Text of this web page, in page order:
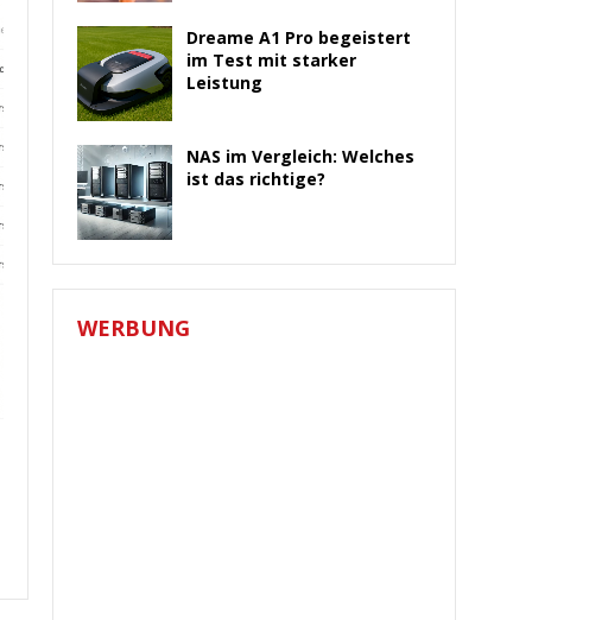
Dreame A1 Pro begeistert
im Test mit starker
Leistung
NAS im Vergleich: Welches
ist das richtige?
WERBUNG